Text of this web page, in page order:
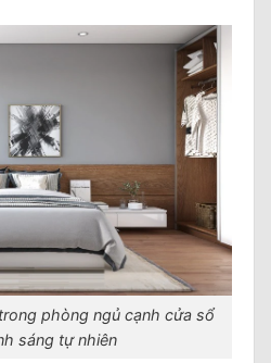
phòng ngủ cạnh cửa sổ
sáng tự nhiên